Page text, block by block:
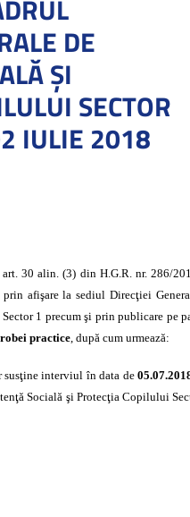
DE
ŞI
SECTOR
IULIE 2018
30 alin. (3) din H.G.R. nr. 286/
prin afişare la sediul Direcţiei
1 precumşi prin publicare pe
practice, după cum urmează:
susţine interviul în data de
Socială şi Protecţia Copilului